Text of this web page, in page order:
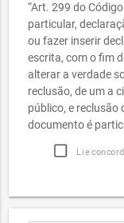
“Art. 299 do
particular,
ou fazer inserir
escrita, com o fim
alterar a verdade
reclusão, de um a
público, e reclusão
documento é
Li e